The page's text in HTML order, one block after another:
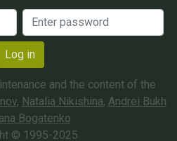
Log in
and the content of the
, Natalia Nikishina, Andrei Bukh
Bogatenko
© 1995-2025